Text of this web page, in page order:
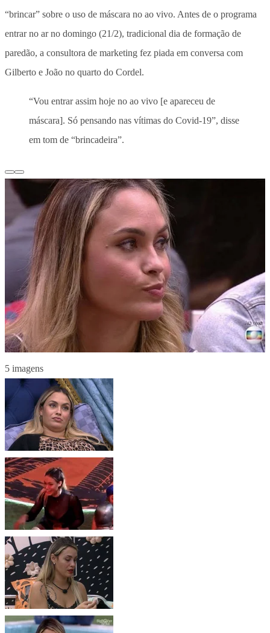
“brincar” sobre o uso de máscara no ao vivo. Antes de o programa
entrar no ar no domingo (21/2), tradicional dia de formação de
paredão, a consultora de marketing fez piada em conversa com
Gilberto e João no quarto do Cordel.
“Vou entrar assim hoje no ao vivo [e apareceu de
máscara]. Só pensando nas vítimas do Covid-19”, disse
em tom de “brincadeira”.
5 imagens